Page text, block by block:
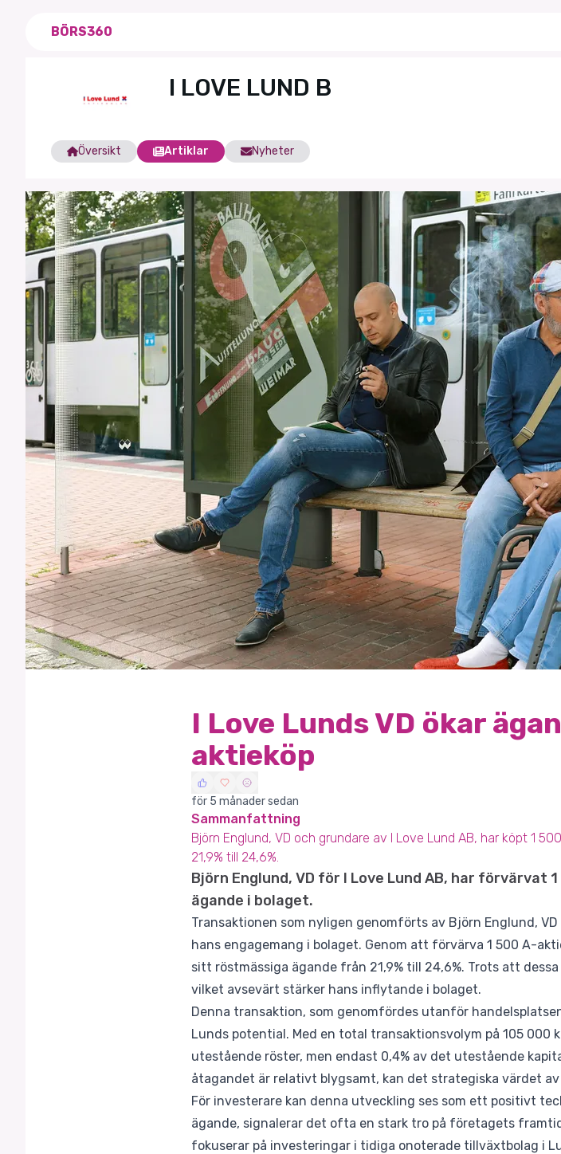
BÖRS360
I LOVE LUND B
Översikt Artiklar Nyheter
I Love Lunds VD ökar
aktieköp
för 5 månader sedan
Sammanfattning
Björn Englund, VD och grundare av I Love Lund AB, har köpt 1
21,9% till 24,6%.
Björn Englund, VD för I Love Lund AB, har
ägande i bolaget.
Transaktionen som nyligen genomförts av Björn Englund,
hans engagemang i bolaget. Genom att förvärva 1 500 A-
sitt röstmässiga ägande från 21,9% till 24,6%. Trots att
vilket avsevärt stärker hans inflytande i bolaget.
Denna transaktion, som genomfördes utanför
Lunds potential. Med en total transaktionsvolym på 105 000
utestående röster, men endast 0,4% av det utestående
åtagandet är relativt blygsamt, kan det strategiska värdet
För investerare kan denna utveckling ses som ett positivt
ägande, signalerar det ofta en stark tro på företagets
fokuserar på investeringar i tidiga onoterade tillväxtbolag i